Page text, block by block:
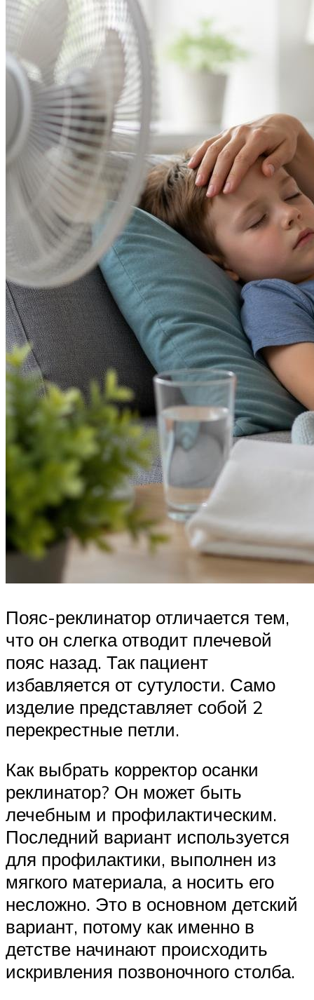
Пояс-реклинатор отличается тем,
что он слегка отводит плечевой
пояс назад. Так пациент
избавляется от сутулости. Само
изделие представляет собой 2
перекрестные петли.
Как выбрать корректор осанки
реклинатор? Он может быть
лечебным и профилактическим.
Последний вариант используется
для профилактики, выполнен из
мягкого материала, а носить его
несложно. Это в основном детский
вариант, потому как именно в
детстве начинают происходить
искривления позвоночного столба.